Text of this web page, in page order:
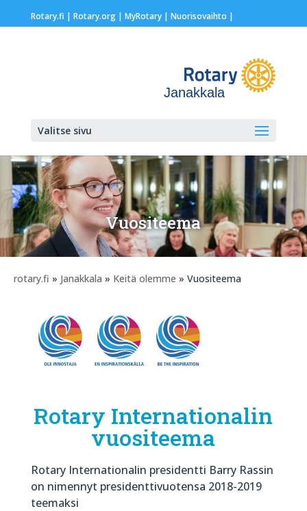
Rotary.fi | Rotary.org| MyRotary | Nuorisovaihto |
Janakkala
Valitse sivu
Vuositeema
rotary.fi » Janakkala » Keitä olemme » Vuositeema
Rotary Internationalin
vuositeema
Rotary Internationalin presidentti Barry Rassin
on nimennyt presidenttivuotensa 2018-2019
teemaksi